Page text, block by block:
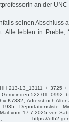
an der
seinen Abschluss
Alle lebten in Preble,
213-13_13111 + 3725
522-
K7332; Adressbuch
Deportationsliste
vom 17.7.2025 von